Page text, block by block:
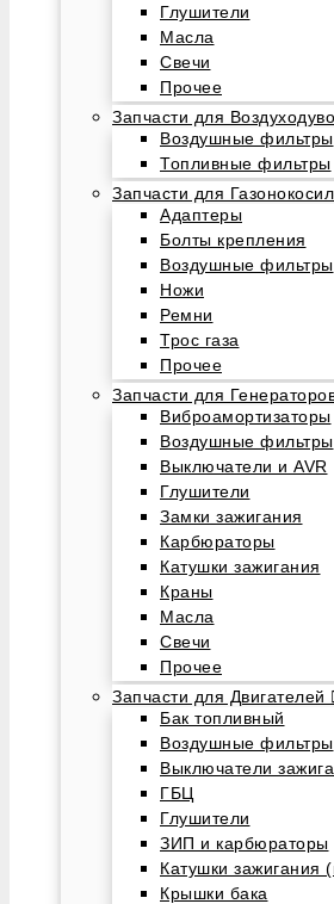
Глушители
Масла
Свечи
Прочее
Запчасти для
Воздушные фильтры
Топливные фильтры
Запчасти для
Адаптеры
Болты крепления
Воздушные фильтры
Ножи
Ремни
Трос газа
Прочее
Запчасти для
Виброамортизаторы
Воздушные фильтры
Выключатели и AVR
Глушители
Замки зажигания
Карбюраторы
Катушки зажигания
Краны
Масла
Свечи
Прочее
Запчасти для Двигателей
Бак топливный
Воздушные фильтры
Выключатели
ГБЦ
Глушители
ЗИП и карбюраторы
Катушки зажигания
Крышки бака